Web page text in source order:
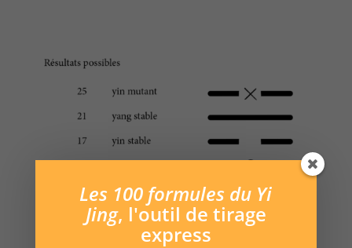
À partir de cet hexagramme, vous allez
Les 100 formules du Yi
Jing, l'outil de tirage
express